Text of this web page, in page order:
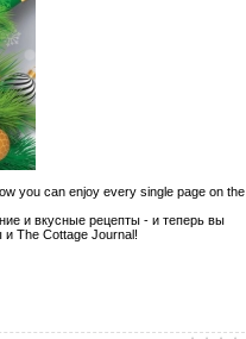
you can enjoy every single page on the
и вкусные рецепты - и теперь вы
The Cottage Journal!